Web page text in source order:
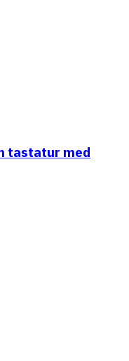
tastatur med